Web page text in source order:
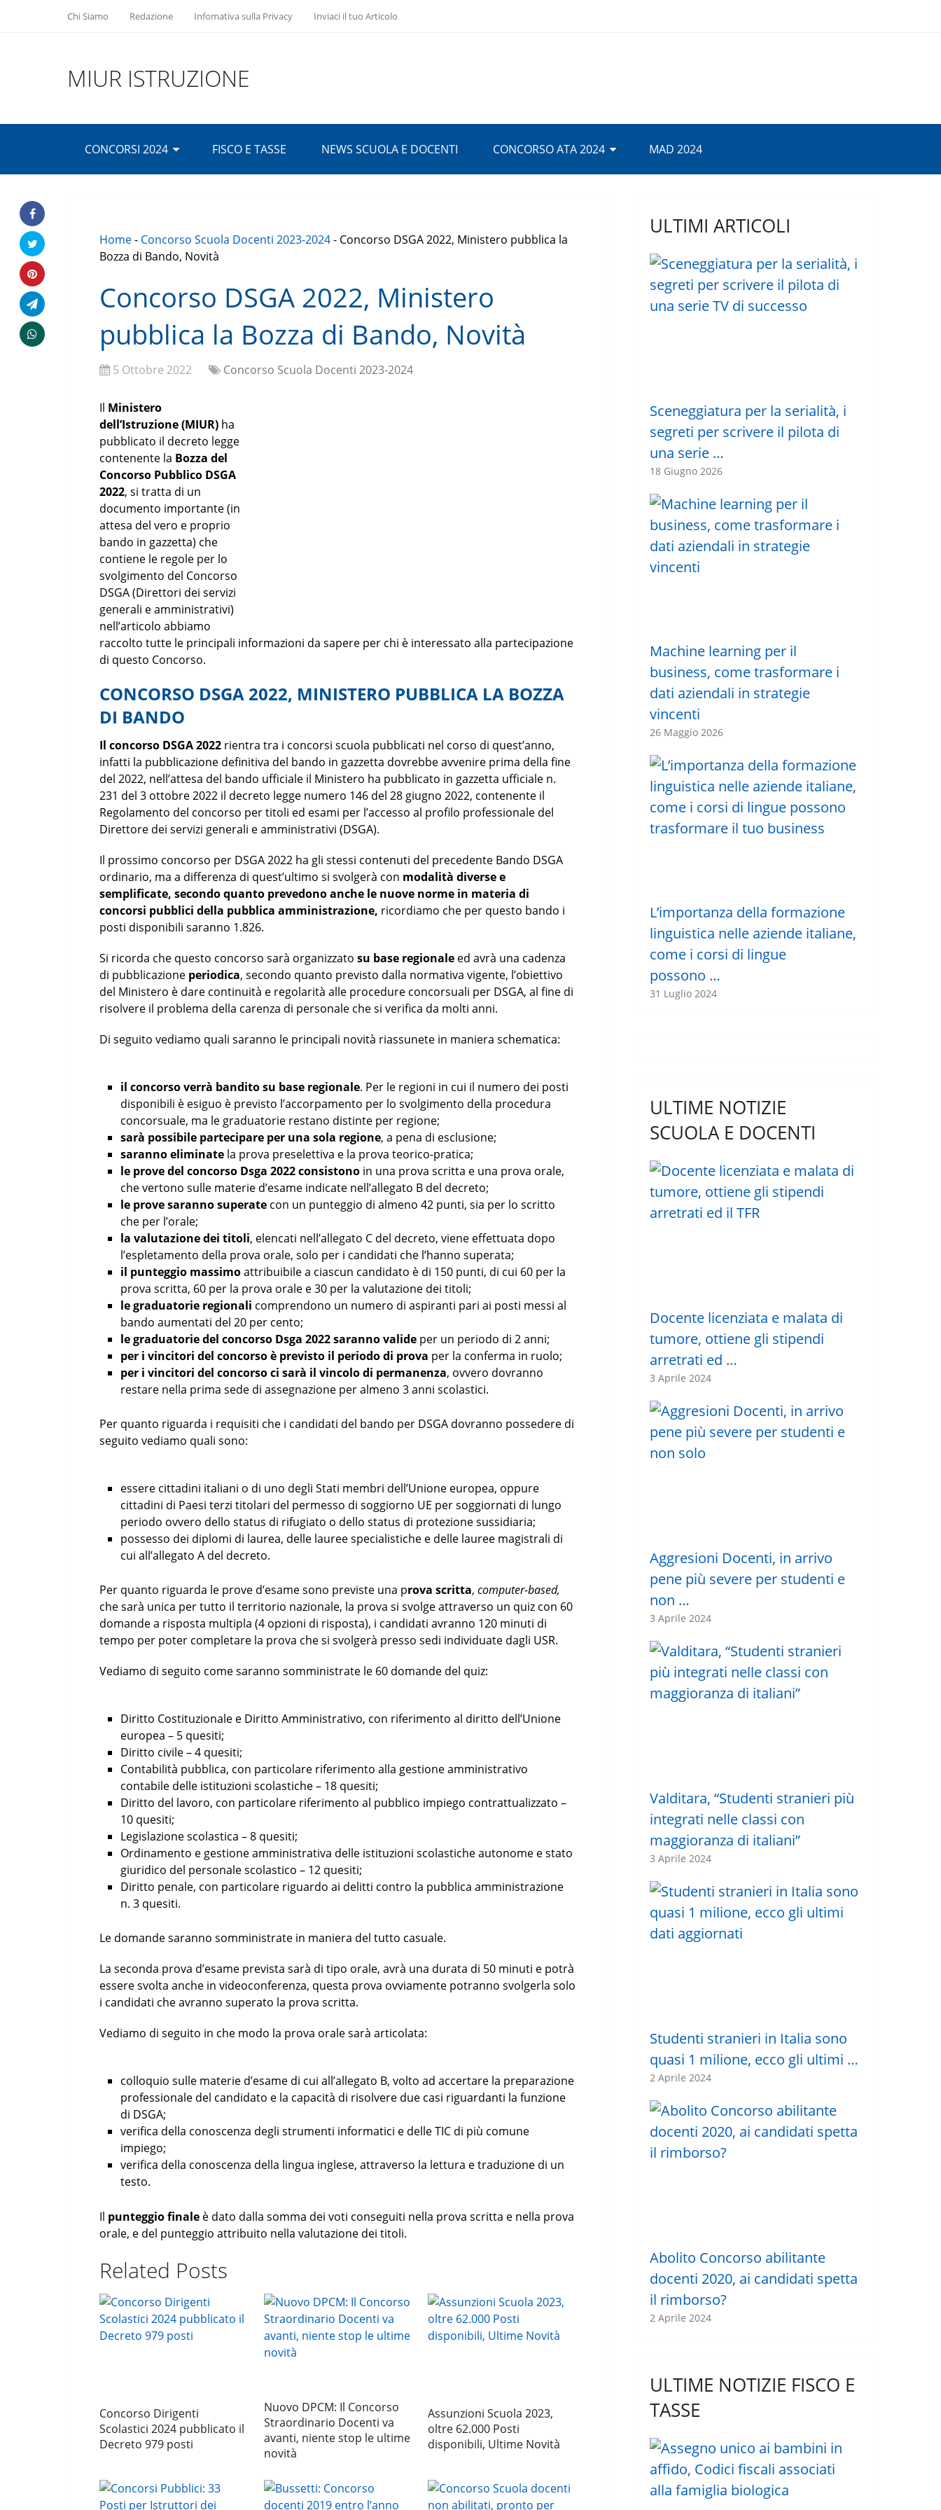
Chi Siamo Redazione Infomativa sulla Privacy Inviaci il tuo Articolo
MIUR ISTRUZIONE
CONCORSI 2024 FISCO E TASSE NEWS SCUOLA E DOCENTI CONCORSO ATA 2024 MAD 2024
Home- Concorso Scuola Docenti 2023-2024- Concorso DSGA 2022, Ministero pubblica la
Bozza di Bando, Novità
Concorso DSGA 2022, Ministero
pubblica la Bozza di Bando, Novità
5 Ottobre 2022 Concorso Scuola Docenti 2023-2024
Il Ministero
dell’Istruzione (MIUR) ha
pubblicato il decreto legge
contenente la Bozza del
Concorso Pubblico DSGA
2022, si tratta di un
documento importante (in
attesa del vero e proprio
bando in gazzetta) che
contiene le regole per lo
svolgimento del Concorso
DSGA (Direttori dei servizi
generali e amministrativi)
nell’articolo abbiamo
raccolto tutte le principali informazioni da sapere per chi è interessato alla partecipazione
di questo Concorso.
CONCORSO DSGA 2022, MINISTERO PUBBLICA LA BOZZA
DI BANDO
Il concorso DSGA 2022 rientra tra i concorsi scuola pubblicati nel corso di quest’anno,
infatti la pubblicazione definitiva del bando in gazzetta dovrebbe avvenire prima della fine
del 2022, nell’attesa del bando ufficiale il Ministero ha pubblicato in gazzetta ufficiale n.
231 del 3 ottobre 2022 il decreto legge numero 146 del 28 giugno 2022, contenente il
Regolamento del concorso per titoli ed esami per l’accesso al profilo professionale del
Direttore dei servizi generali e amministrativi (DSGA).
Il prossimo concorso per DSGA 2022 ha gli stessi contenuti del precedente Bando DSGA
ordinario, ma a differenza di quest’ultimo si svolgerà con modalità diverse e
semplificate, secondo quanto prevedono anche le nuove norme in materia di
concorsi pubblici della pubblica amministrazione, ricordiamo che per questo bando i
posti disponibili saranno 1.826.
Si ricorda che questo concorso sarà organizzato su base regionale ed avrà una cadenza
di pubblicazione periodica, secondo quanto previsto dalla normativa vigente, l’obiettivo
del Ministero è dare continuità e regolarità alle procedure concorsuali per DSGA, al fine di
risolvere il problema della carenza di personale che si verifica da molti anni.
Di seguito vediamo quali saranno le principali novità riassunete in maniera schematica:
il concorso verrà bandito su base regionale. Per le regioni in cui il numero dei posti
disponibili è esiguo è previsto l’accorpamento per lo svolgimento della procedura
concorsuale, ma le graduatorie restano distinte per regione;
sarà possibile partecipare per una sola regione, a pena di esclusione;
saranno eliminate la prova preselettiva e la prova teorico-pratica;
le prove del concorso Dsga 2022 consistono in una prova scritta e una prova orale,
che vertono sulle materie d’esame indicate nell’allegato B del decreto;
le prove saranno superate con un punteggio di almeno 42 punti, sia per lo scritto
che per l’orale;
la valutazione dei titoli, elencati nell’allegato C del decreto, viene effettuata dopo
l’espletamento della prova orale, solo per i candidati che l’hanno superata;
il punteggio massimoattribuibile a ciascun candidato è di 150 punti, di cui 60 per la
prova scritta, 60 per la prova orale e 30 per la valutazione dei titoli;
le graduatorie regionali comprendono un numero di aspiranti pari ai posti messi al
bando aumentati del 20 per cento;
le graduatorie del concorso Dsga 2022 saranno valide per un periodo di 2 anni;
per i vincitori del concorso è previsto il periodo di prova per la conferma in ruolo;
per i vincitori del concorso ci sarà il vincolo di permanenza, ovvero dovranno
restare nella prima sede di assegnazione per almeno 3 anni scolastici.
Per quanto riguarda i requisiti che i candidati del bando per DSGA dovranno possedere di
seguito vediamo quali sono:
essere cittadini italiani o di uno degli Stati membri dell’Unione europea, oppure
cittadini di Paesi terzi titolari del permesso di soggiorno UE per soggiornati di lungo
periodo ovvero dello status di rifugiato o dello status di protezione sussidiaria;
possesso dei diplomi di laurea, delle lauree specialistiche e delle lauree magistrali di
cui all’allegato A del decreto.
Per quanto riguarda le prove d’esame sono previste una prova scritta, computer-based,
che sarà unica per tutto il territorio nazionale, la prova si svolge attraverso un quiz con 60
domande a risposta multipla (4 opzioni di risposta), i candidati avranno 120 minuti di
tempo per poter completare la prova che si svolgerà presso sedi individuate dagli USR.
Vediamo di seguito come saranno somministrate le 60 domande del quiz:
Diritto Costituzionale e Diritto Amministrativo, con riferimento al diritto dell’Unione
europea – 5 quesiti;
Diritto civile – 4 quesiti;
Contabilità pubblica, con particolare riferimento alla gestione amministrativo
contabile delle istituzioni scolastiche – 18 quesiti;
Diritto del lavoro, con particolare riferimento al pubblico impiego contrattualizzato –
10 quesiti;
Legislazione scolastica – 8 quesiti;
Ordinamento e gestione amministrativa delle istituzioni scolastiche autonome e stato
giuridico del personale scolastico – 12 quesiti;
Diritto penale, con particolare riguardo ai delitti contro la pubblica amministrazione
n. 3 quesiti.
Le domande saranno somministrate in maniera del tutto casuale.
La seconda prova d’esame prevista sarà di tipo orale, avrà una durata di 50 minuti e potrà
essere svolta anche in videoconferenza, questa prova ovviamente potranno svolgerla solo
i candidati che avranno superato la prova scritta.
Vediamo di seguito in che modo la prova orale sarà articolata:
colloquio sulle materie d’esame di cui all’allegato B, volto ad accertare la preparazione
professionale del candidato e la capacità di risolvere due casi riguardanti la funzione
di DSGA;
verifica della conoscenza degli strumenti informatici e delle TIC di più comune
impiego;
verifica della conoscenza della lingua inglese, attraverso la lettura e traduzione di un
testo.
Il punteggio finale è dato dalla somma dei voti conseguiti nella prova scritta e nella prova
orale, e del punteggio attribuito nella valutazione dei titoli.
Related Posts
Concorso Dirigenti
Scolastici 2024 pubblicato il
Decreto 979 posti
Nuovo DPCM: Il Concorso
Straordinario Docenti va
avanti, niente stop le ultime
novità
Assunzioni Scuola 2023,
oltre 62.000 Posti
disponibili, Ultime Novità
ULTIMI ARTICOLI
Sceneggiatura per la serialità, i
segreti per scrivere il pilota di
una serie …
18 Giugno 2026
Machine learning per il
business, come trasformare i
dati aziendali in strategie
vincenti
26 Maggio 2026
L’importanza della formazione
linguistica nelle aziende italiane,
come i corsi di lingue
possono …
31 Luglio 2024
ULTIME NOTIZIE
SCUOLA E DOCENTI
Docente licenziata e malata di
tumore, ottiene gli stipendi
arretrati ed …
3 Aprile 2024
Aggresioni Docenti, in arrivo
pene più severe per studenti e
non …
3 Aprile 2024
Valditara, “Studenti stranieri più
integrati nelle classi con
maggioranza di italiani”
3 Aprile 2024
Studenti stranieri in Italia sono
quasi 1 milione, ecco gli ultimi …
2 Aprile 2024
Abolito Concorso abilitante
docenti 2020, ai candidati spetta
il rimborso?
2 Aprile 2024
ULTIME NOTIZIE FISCO E
TASSE